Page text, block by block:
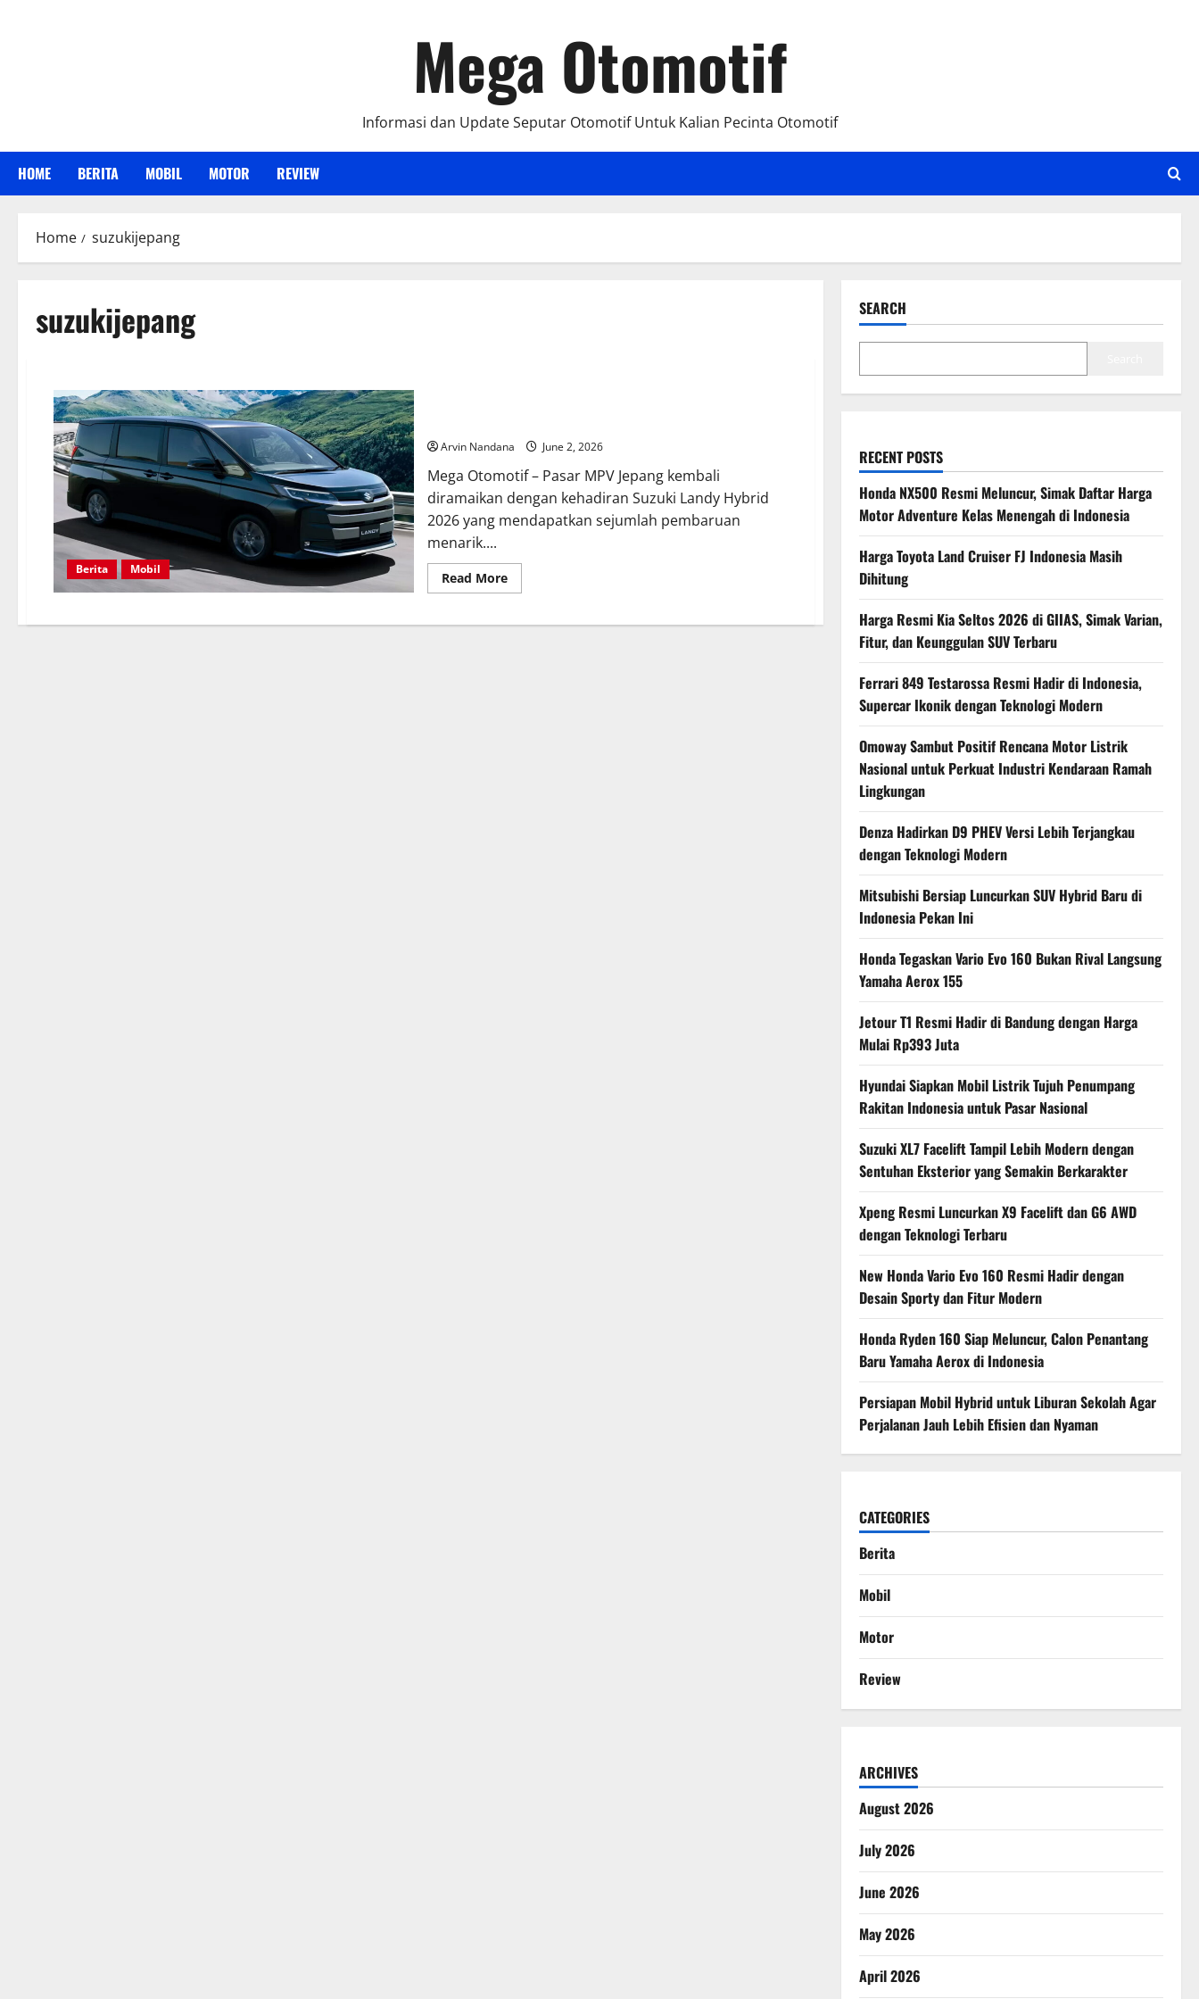
Mega Otomotif
Informasi dan Update Seputar Otomotif Untuk Kalian Pecinta Otomotif
HOME BERITA MOBIL MOTOR REVIEW
Home suzukijepang
suzukijepang
Berita Mobil
Arvin Nandana June 2, 2026
Mega Otomotif – Pasar MPV Jepang kembali
diramaikan dengan kehadiran Suzuki Landy Hybrid
2026 yang mendapatkan sejumlah pembaruan
menarik....
Read MoreRead
more
Landy
SEARCH
RECENT POSTS
Honda NX500 Resmi Meluncur, Simak Daftar Harga
Motor Adventure Kelas Menengah di Indonesia
Harga Toyota Land Cruiser FJ Indonesia Masih
Dihitung
Harga Resmi Kia Seltos 2026 di GIIAS, Simak Varian,
Fitur, dan Keunggulan SUV Terbaru
Ferrari 849 Testarossa Resmi Hadir di Indonesia,
Supercar Ikonik dengan Teknologi Modern
Omoway Sambut Positif Rencana Motor Listrik
Nasional untuk Perkuat Industri Kendaraan Ramah
Lingkungan
Denza Hadirkan D9 PHEV Versi Lebih Terjangkau
dengan Teknologi Modern
Mitsubishi Bersiap Luncurkan SUV Hybrid Baru di
Indonesia Pekan Ini
Honda Tegaskan Vario Evo 160 Bukan Rival Langsung
Yamaha Aerox 155
Jetour T1 Resmi Hadir di Bandung dengan Harga
Mulai Rp393 Juta
Hyundai Siapkan Mobil Listrik Tujuh Penumpang
Rakitan Indonesia untuk Pasar Nasional
Suzuki XL7 Facelift Tampil Lebih Modern dengan
Sentuhan Eksterior yang Semakin Berkarakter
Xpeng Resmi Luncurkan X9 Facelift dan G6 AWD
dengan Teknologi Terbaru
New Honda Vario Evo 160 Resmi Hadir dengan
Desain Sporty dan Fitur Modern
Honda Ryden 160 Siap Meluncur, Calon Penantang
Baru Yamaha Aerox di Indonesia
Persiapan Mobil Hybrid untuk Liburan Sekolah Agar
Perjalanan Jauh Lebih Efisien dan Nyaman
CATEGORIES
Berita
Mobil
Motor
Review
ARCHIVES
August 2026
July 2026
June 2026
May 2026
April 2026